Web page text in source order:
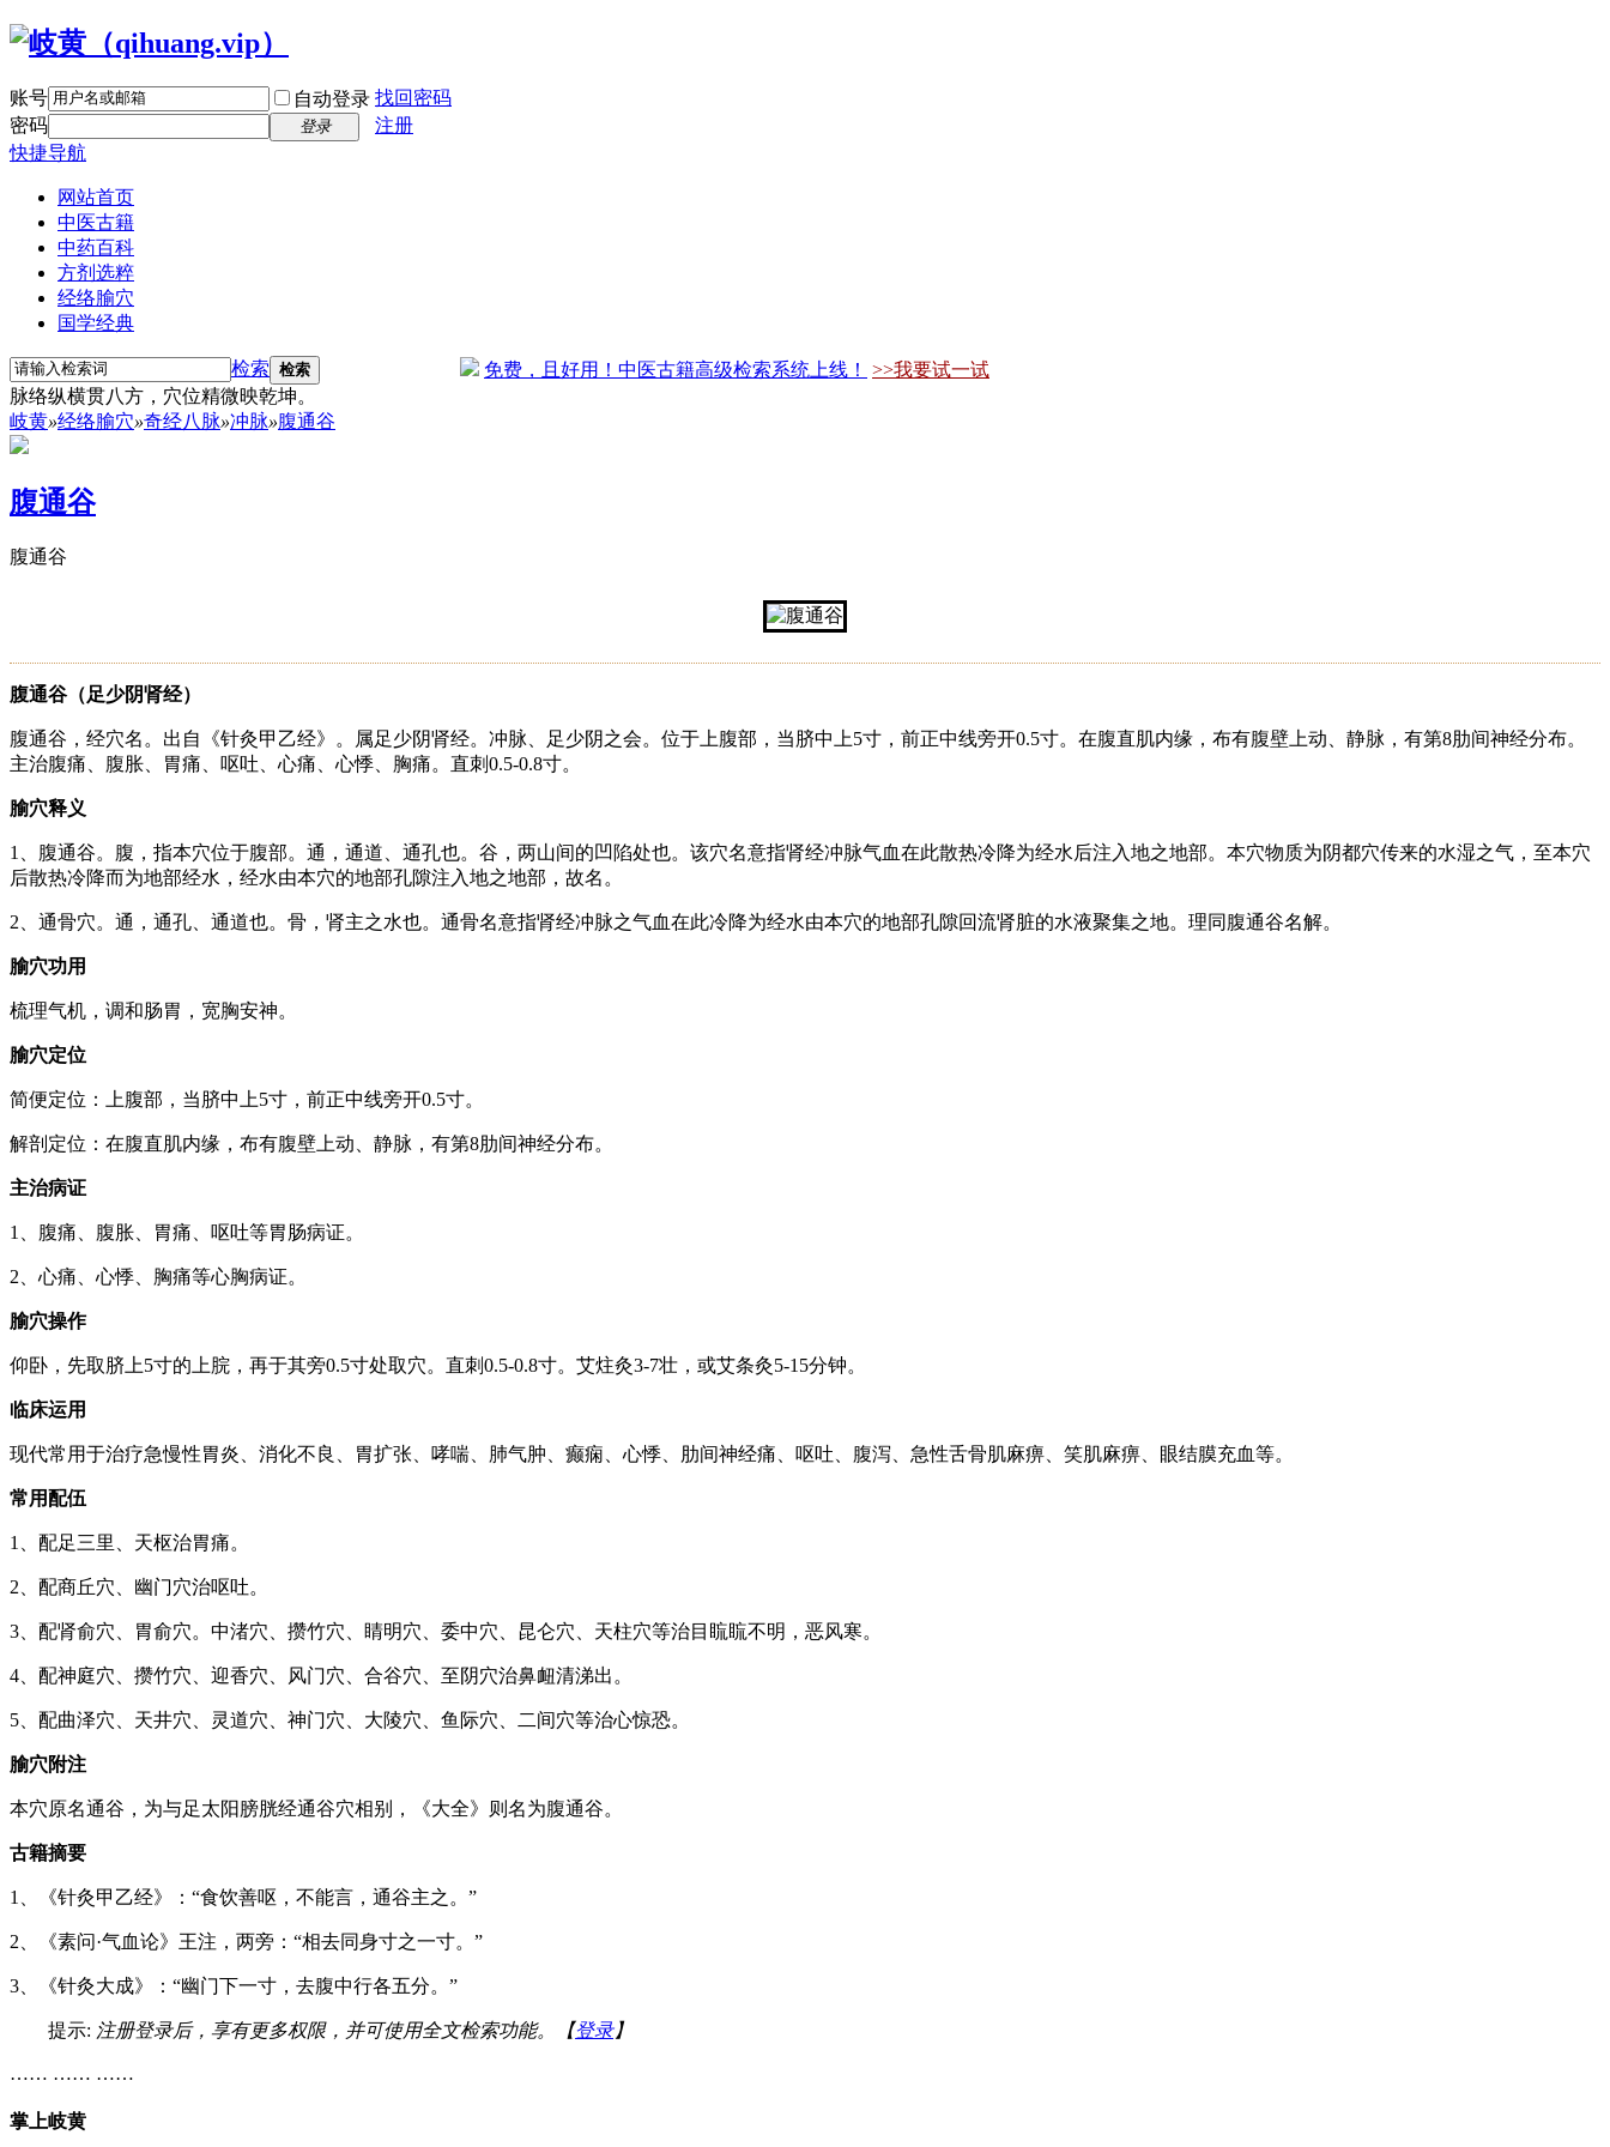
账号 自动登录 找回密码
密码
登录
注册
快捷导航
网站首页
中医古籍
中药百科
方剂选粹
经络腧穴
国学经典
检索 检索 免费，且好用！中医古籍高级检索系统上线！
>>我要试一试
脉络纵横贯八方，穴位精微映乾坤。
岐黄»经络腧穴»奇经八脉»冲脉»腹通谷
腹通谷
腹通谷
腹通谷（足少阴肾经）
腹通谷，经穴名。出自《针灸甲乙经》。属足少阴肾经。冲脉、足少阴之会。位于上腹部，当脐中上5寸，前正中线旁开0.5寸。在腹直肌内缘，布有腹壁上动、静脉，有第8肋间神经分布。
主治腹痛、腹胀、胃痛、呕吐、心痛、心悸、胸痛。直刺0.5-0.8寸。
腧穴释义
1、腹通谷。腹，指本穴位于腹部。通，通道、通孔也。谷，两山间的凹陷处也。该穴名意指肾经冲脉气血在此散热冷降为经水后注入地之地部。本穴物质为阴都穴传来的水湿之气，至本穴
后散热冷降而为地部经水，经水由本穴的地部孔隙注入地之地部，故名。
2、通骨穴。通，通孔、通道也。骨，肾主之水也。通骨名意指肾经冲脉之气血在此冷降为经水由本穴的地部孔隙回流肾脏的水液聚集之地。理同腹通谷名解。
腧穴功用
梳理气机，调和肠胃，宽胸安神。
腧穴定位
简便定位：上腹部，当脐中上5寸，前正中线旁开0.5寸。
解剖定位：在腹直肌内缘，布有腹壁上动、静脉，有第8肋间神经分布。
主治病证
1、腹痛、腹胀、胃痛、呕吐等胃肠病证。
2、心痛、心悸、胸痛等心胸病证。
腧穴操作
仰卧，先取脐上5寸的上脘，再于其旁0.5寸处取穴。直刺0.5-0.8寸。艾炷灸3-7壮，或艾条灸5-15分钟。
临床运用
现代常用于治疗急慢性胃炎、消化不良、胃扩张、哮喘、肺气肿、癫痫、心悸、肋间神经痛、呕吐、腹泻、急性舌骨肌麻痹、笑肌麻痹、眼结膜充血等。
常用配伍
1、配足三里、天枢治胃痛。
2、配商丘穴、幽门穴治呕吐。
3、配肾俞穴、胃俞穴。中渚穴、攒竹穴、睛明穴、委中穴、昆仑穴、天柱穴等治目䀮䀮不明，恶风寒。
4、配神庭穴、攒竹穴、迎香穴、风门穴、合谷穴、至阴穴治鼻衄清涕出。
5、配曲泽穴、天井穴、灵道穴、神门穴、大陵穴、鱼际穴、二间穴等治心惊恐。
腧穴附注
本穴原名通谷，为与足太阳膀胱经通谷穴相别，《大全》则名为腹通谷。
古籍摘要
1、《针灸甲乙经》：“食饮善呕，不能言，通谷主之。”
2、《素问·气血论》王注，两旁：“相去同身寸之一寸。”
3、《针灸大成》：“幽门下一寸，去腹中行各五分。”
提示: 注册登录后，享有更多权限，并可使用全文检索功能。【登录】
…… …… ……
掌上岐黄